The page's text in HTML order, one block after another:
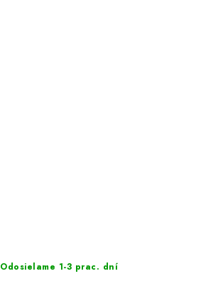
Odosielame 1-3 prac. dní